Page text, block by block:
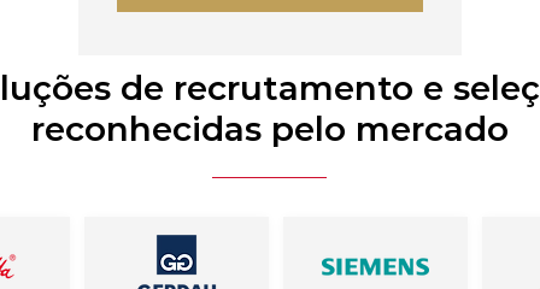
de recrutamento e
reconhecidas pelo mercado